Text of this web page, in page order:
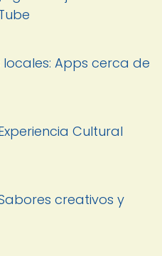
Apps cerca de
Cultural
creativos y